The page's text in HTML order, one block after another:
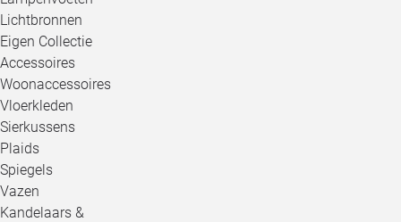
Lichtbronnen
Eigen Collectie
Accessoires
Woonaccessoires
Vloerkleden
Sierkussens
Plaids
Spiegels
Vazen
Kandelaars &